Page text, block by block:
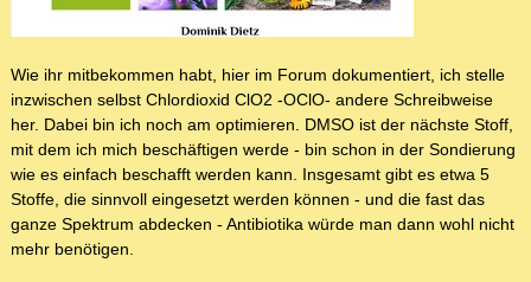
Wie ihr mitbekommen habt, hier im Forum dokumentiert, ich stelle
inzwischen selbst Chlordioxid ClO2 -OClO- andere Schreibweise
her. Dabei bin ich noch am optimieren. DMSO ist der nächste Stoff,
mit dem ich mich beschäftigen werde - bin schon in der Sondierung
wie es einfach beschafft werden kann. Insgesamt gibt es etwa 5
Stoffe, die sinnvoll eingesetzt werden können - und die fast das
ganze Spektrum abdecken - Antibiotika würde man dann wohl nicht
mehr benötigen.